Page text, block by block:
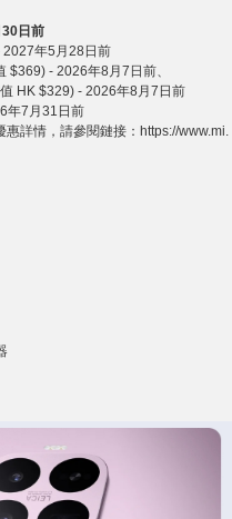
30 日前
2027年5 月 28 日前
$369) - 2026年8 月 7 日前、
HK $329) - 2026年8 月 7 日前
年7 月 31 日前
惠詳情，請參閱鏈接：https://www.mi.